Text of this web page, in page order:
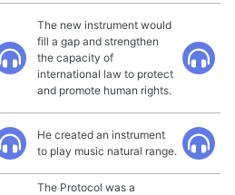
The new instrument would
fill a gap and strengthen
the capacity of
international law to protect
and promote human rights.
He created an instrument
to play music natural range.
The Protocol was a